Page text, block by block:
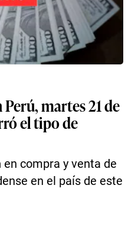
martes 21 de
el tipo de
compra y venta de
en el país de este